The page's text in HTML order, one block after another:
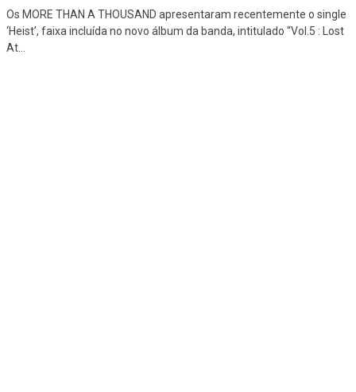
Os MORE THAN A THOUSAND apresentaram recentemente o single
‘Heist’, faixa incluída no novo álbum da banda, intitulado “Vol.5 : Lost
At...